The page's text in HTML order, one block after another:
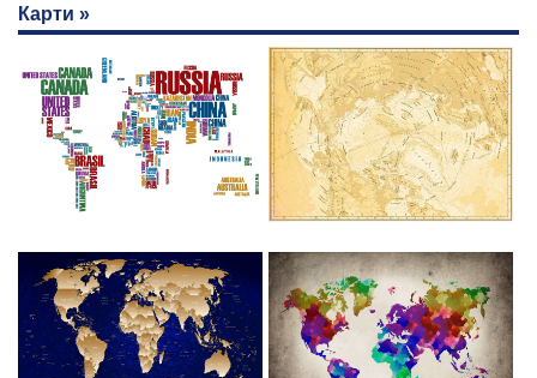
Карти »